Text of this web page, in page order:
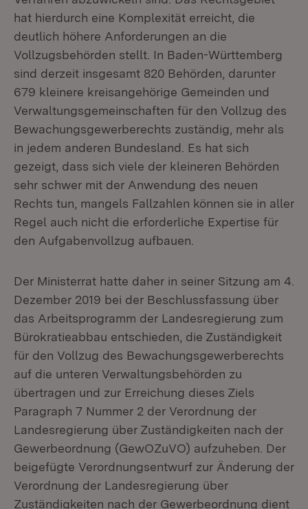
hat hierdurch eine Komplexität erreicht, die
deutlich höhere Anforderungen an die
Vollzugsbehörden stellt. In Baden-Württemberg
sind derzeit insgesamt 820 Behörden, darunter
679 kleinere kreisangehörige Gemeinden und
Verwaltungsgemeinschaften für den Vollzug des
Bewachungsgewerberechts zuständig, mehr als
in jedem anderen Bundesland. Es hat sich
gezeigt, dass sich viele der kleineren Behörden
sehr schwer mit der Anwendung des neuen
Rechts tun, mangels Fallzahlen können sie in aller
Regel auch nicht die erforderliche Expertise für
den Aufgabenvollzug aufbauen.
Der Ministerrat hatte daher in seiner Sitzung am 4.
Dezember 2019 bei der Beschlussfassung über
das Arbeitsprogramm der Landesregierung zum
Bürokratieabbau entschieden, die Zuständigkeit
für den Vollzug des Bewachungsgewerberechts
auf die unteren Verwaltungsbehörden zu
übertragen und zur Erreichung dieses Ziels
Paragraph 7 Nummer 2 der Verordnung der
Landesregierung über Zuständigkeiten nach der
Gewerbeordnung (GewOZuVO) aufzuheben. Der
beigefügte Verordnungsentwurf zur Änderung der
Verordnung der Landesregierung über
Zuständigkeiten nach der Gewerbeordnung dient